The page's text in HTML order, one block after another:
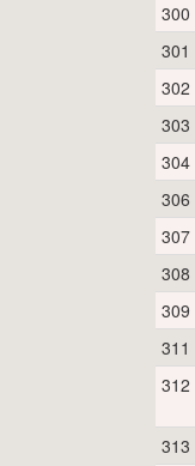
300
301
302
303
304
306
307
308
309
311
312
313